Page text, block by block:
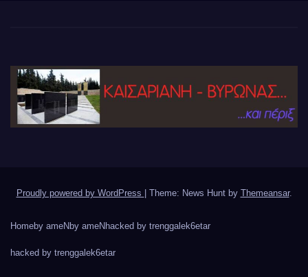
Proudly powered by WordPress Theme: News Hunt by Themeansar.
Homeby ameN by ameN hacked by trenggalek6etar
hacked by trenggalek6etar